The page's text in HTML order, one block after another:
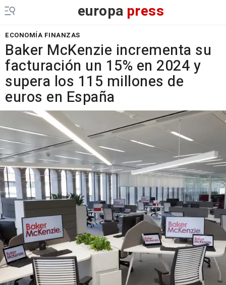
europa press
ECONOMÍA FINANZAS
Baker McKenzie incrementa su
facturación un 15% en 2024 y
supera los 115 millones de
euros en España